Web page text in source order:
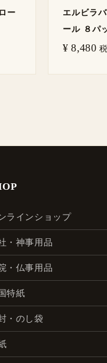
ー
エルビラ
ール ８パ
¥8,480
ラインショップ
・神事用品
・仏事用品
特紙
・のし袋